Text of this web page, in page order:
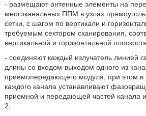
- размещают антенные элементы на
многоканальных ППМ в узлах
сетки, с шагом по вертикали и
требуемым сектором сканирования,
вертикальной и горизонтальной
- соединяют каждый излучатель линией
длины со входом-выходом одного из
приемопередающего модуля, при этом
каждого канала устанавливают
приемной и передающей частей канала
2;